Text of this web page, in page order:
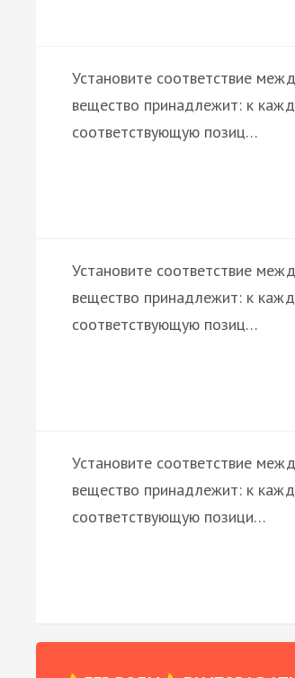
Установите соответствие
вещество принадлежит: к
соответствующую позиц…
Установите соответствие
вещество принадлежит: к
соответствующую позиц…
Установите соответствие
вещество принадлежит: к
соответствующую позици…